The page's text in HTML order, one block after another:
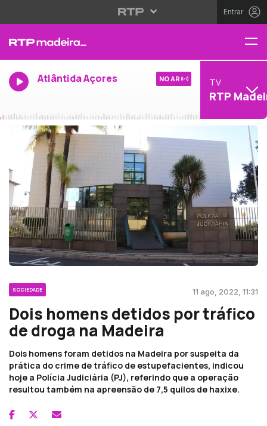
Entrar
Atlântida Açores NO AR TV
RTP
SOCIEDADE 11 ago, 2022, 11:31
Dois homens detidos por tráfico
de droga na Madeira
Dois homens foram detidos na Madeira por suspeita da
prática do crime de tráfico de estupefacientes, indicou
hoje a Polícia Judiciária (PJ), referindo que a operação
resultou também na apreensão de 7,5 quilos de haxixe.